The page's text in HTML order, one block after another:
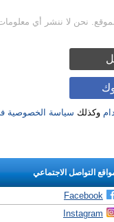
نحن لا ننشر أي
وكذلك سياسة الخصوصية
التواصل الاجتماعي
Facebook
Instagram